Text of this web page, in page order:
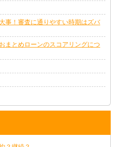
事！審査に通りやすい時期はズバ
まとめローンのスコアリングにつ